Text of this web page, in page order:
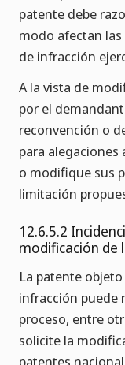
patente debe
modo afectan
de infracción
A la vista de
por el
reconvención o
para
o modifique sus
limitación
12.6.5.2
modificación de
La patente
infracción puede
proceso, entre
solicite la